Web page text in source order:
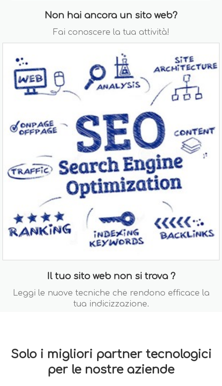
Non hai ancora un sito web?
Fai conoscere la tua attività!
Il tuo sito web non si trova ?
Leggi le nuove tecniche che rendono efficace la
tua indicizzazione.
Solo i migliori partner tecnologici
per le nostre aziende